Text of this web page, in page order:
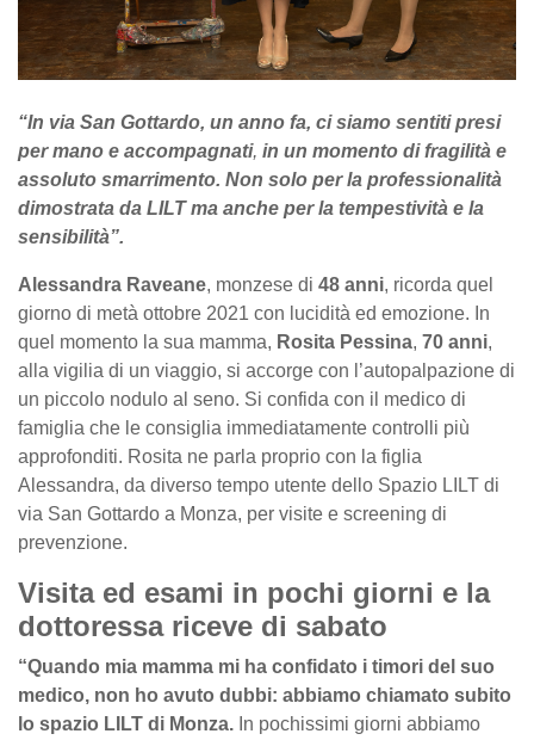
“In via San Gottardo, un anno fa, ci siamo sentiti presi
per mano e accompagnati, in un momento di fragilità e
assoluto smarrimento. Non solo per la professionalità
dimostrata da LILT ma anche per la tempestività e la
sensibilità”.
Alessandra Raveane, monzese di 48 anni, ricorda quel
giorno di metà ottobre 2021 con lucidità ed emozione. In
quel momento la sua mamma, Rosita Pessina, 70 anni,
alla vigilia di un viaggio, si accorge con l’autopalpazione di
un piccolo nodulo al seno. Si confida con il medico di
famiglia che le consiglia immediatamente controlli più
approfonditi. Rosita ne parla proprio con la figlia
Alessandra, da diverso tempo utente dello Spazio LILT di
via San Gottardo a Monza, per visite e screening di
prevenzione.
Visita ed esami in pochi giorni e la
dottoressa riceve di sabato
“Quando mia mamma mi ha confidato i timori del suo
medico, non ho avuto dubbi: abbiamo chiamato subito
lo spazio LILT di Monza. In pochissimi giorni abbiamo